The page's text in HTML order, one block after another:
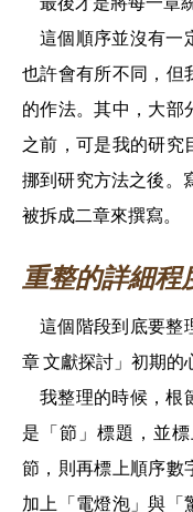
這個順序並沒有一
也許會有所不同，但
的作法。其中，大部
之前，可是我的研究
挪到研究方法之後。
被拆成二章來撰寫。
重整的詳細程
這個階段到底要整
章 文獻探討」初期的
我整理的時候，根
是「節」標題，並
節，則再標上順序數
加上「電燈泡」與「